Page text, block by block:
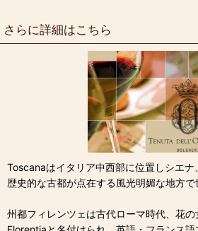
さらに詳細はこちら
Toscanaはイタリア中西部に位置しシエナ
歴史的な古都が点在する風光明媚な地方で
州都フィレンツェは古代ローマ時代、花